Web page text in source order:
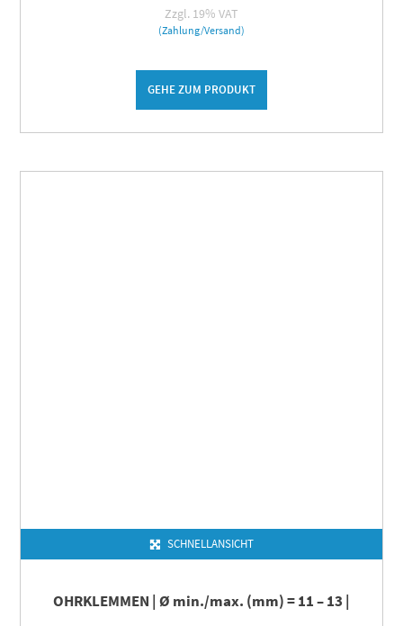
Zzgl. 19% VAT
(Zahlung/Versand)
GEHE ZUM PRODUKT
SCHNELLANSICHT
OHRKLEMMEN | Ø min./max. (mm) = 11 – 13 |